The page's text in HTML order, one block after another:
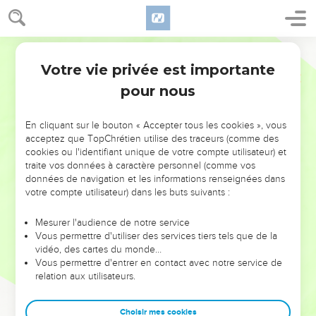
NE MANQUEZ PAS L’ÉVÉNEMENT
DE L’ANNÉE !
ET SI LEURS ERREURS POUVAIENT VOUS ÉVITER LES
VOTRES ?
leur foi ou leur vision. Mais on voit moins les doutes, les erreurs
et les saisons difficiles qu'ils ont traversés, alors même que ce
sont elles qui les ont façonnés.
Dans cette conférence, leaders, entrepreneurs, et responsables
clés pour avancer avec plus de sagesse afin que leurs erreurs
Votre vie privée est importante
pour nous
En cliquant sur le bouton « Accepter tous les cookies », vous
acceptez que TopChrétien utilise des traceurs (comme des
cookies ou l'identifiant unique de votre compte utilisateur) et
traite vos données à caractère personnel (comme vos
données de navigation et les informations renseignées dans
votre compte utilisateur) dans les buts suivants :
Mesurer l'audience de notre service
Vous permettre d'utiliser des services tiers tels que de la
vidéo, des cartes du monde…
Vous permettre d'entrer en contact avec notre service de
relation aux utilisateurs.
Choisir mes cookies